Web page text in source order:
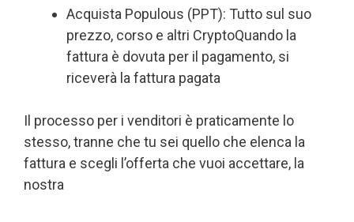
Acquista Populous (PPT): Tutto sul suo
prezzo, corso e altri CryptoQuando la
fattura è dovuta per il pagamento, si
riceverà la fattura pagata
Il processo per i venditori è praticamente lo
stesso, tranne che tu sei quello che elenca la
fattura e scegli l’offerta che vuoi accettare, la
nostra